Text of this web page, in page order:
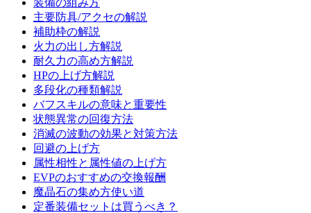
装備の組み方
主要防具/アクセの解説
補助枠の解説
火力の出し方解説
耐久力の高め方解説
HPの上げ方解説
多段化の種類解説
バフスキルの意味と重要性
状態異常の回復方法
消滅の波動の効果と対策方法
回避の上げ方
属性相性と属性値の上げ方
EVPのおすすめの交換報酬
魔晶石の集め方使い道
定番装備セットは買うべき？